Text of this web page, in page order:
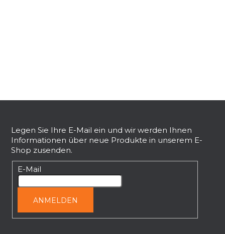
Legen Sie Ihre E-Mail ein und wir werden Ihnen
Informationen über neue Produkte in unserem E-
Shop zusenden.
E-Mail
ANMELDEN